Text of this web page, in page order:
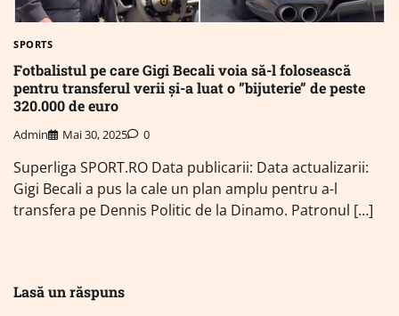
SPORTS
Fotbalistul pe care Gigi Becali voia să-l folosească
pentru transferul verii și-a luat o ”bijuterie” de peste
320.000 de euro
Admin Mai 30, 2025 0
Superliga SPORT.RO Data publicarii: Data actualizarii:
Gigi Becali a pus la cale un plan amplu pentru a-l
transfera pe Dennis Politic de la Dinamo. Patronul […]
Lasă un răspuns